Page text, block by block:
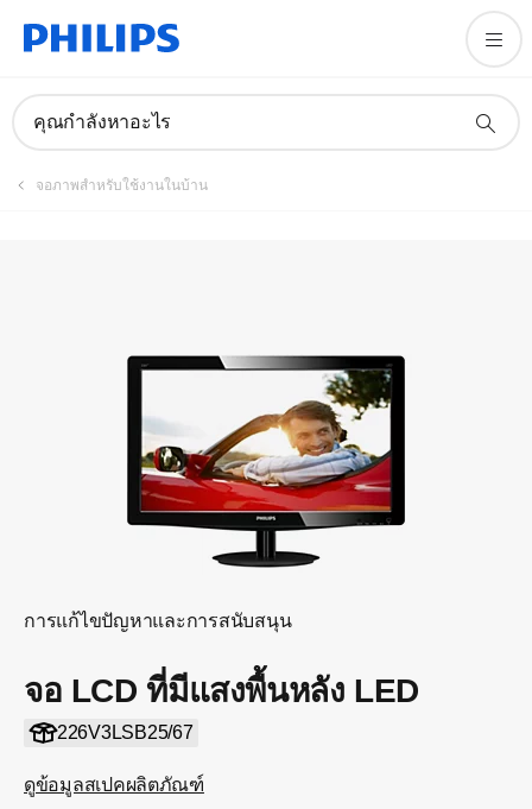
คุณกำลังหาอะไร
จอภาพสำหรับใช้งานในบ้าน
การแก้ไขปัญหาและการสนับสนุน
จอ LCD ที่มีแสงพื้นหลัง LED
226V3LSB25/67
ดูข้อมูลสเปคผลิตภัณฑ์
คู่มือและเอกสาร